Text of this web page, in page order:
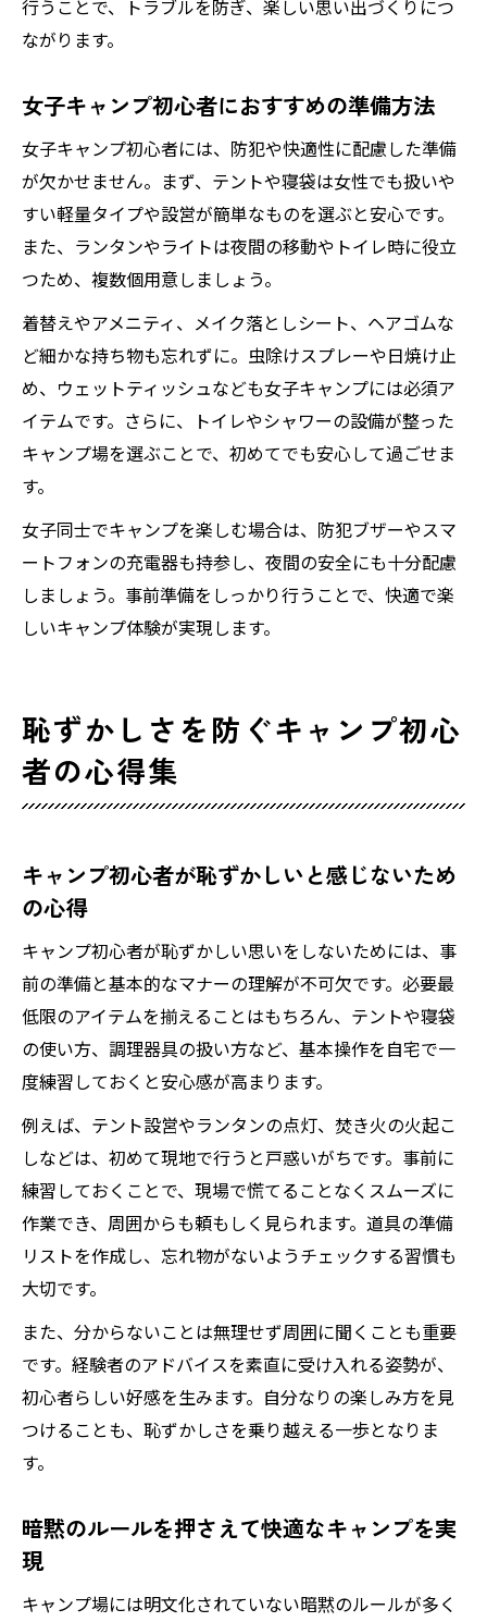
行うことで、トラブルを防ぎ、楽しい思い出づくりにつ
ながります。
女子キャンプ初心者におすすめの準備方法
女子キャンプ初心者には、防犯や快適性に配慮した準備
が欠かせません。まず、テントや寝袋は女性でも扱いや
すい軽量タイプや設営が簡単なものを選ぶと安心です。
また、ランタンやライトは夜間の移動やトイレ時に役立
つため、複数個用意しましょう。
着替えやアメニティ、メイク落としシート、ヘアゴムな
ど細かな持ち物も忘れずに。虫除けスプレーや日焼け止
め、ウェットティッシュなども女子キャンプには必須ア
イテムです。さらに、トイレやシャワーの設備が整った
キャンプ場を選ぶことで、初めてでも安心して過ごせま
す。
女子同士でキャンプを楽しむ場合は、防犯ブザーやスマ
ートフォンの充電器も持参し、夜間の安全にも十分配慮
しましょう。事前準備をしっかり行うことで、快適で楽
しいキャンプ体験が実現します。
恥ずかしさを防ぐキャンプ初心
者の心得集
キャンプ初心者が恥ずかしいと感じないため
の心得
キャンプ初心者が恥ずかしい思いをしないためには、事
前の準備と基本的なマナーの理解が不可欠です。必要最
低限のアイテムを揃えることはもちろん、テントや寝袋
の使い方、調理器具の扱い方など、基本操作を自宅で一
度練習しておくと安心感が高まります。
例えば、テント設営やランタンの点灯、焚き火の火起こ
しなどは、初めて現地で行うと戸惑いがちです。事前に
練習しておくことで、現場で慌てることなくスムーズに
作業でき、周囲からも頼もしく見られます。道具の準備
リストを作成し、忘れ物がないようチェックする習慣も
大切です。
また、分からないことは無理せず周囲に聞くことも重要
です。経験者のアドバイスを素直に受け入れる姿勢が、
初心者らしい好感を生みます。自分なりの楽しみ方を見
つけることも、恥ずかしさを乗り越える一歩となりま
す。
暗黙のルールを押さえて快適なキャンプを実
現
キャンプ場には明文化されていない暗黙のルールが多く